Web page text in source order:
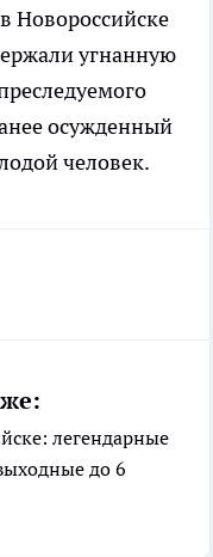
Новороссийске
угнанную
осужденный
человек.
легендарные
до 6